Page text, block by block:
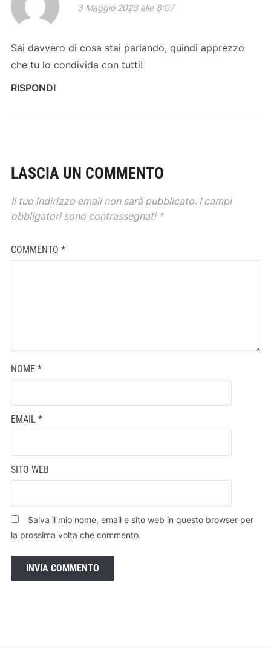
3 Maggio 2023 alle 8:07
Sai davvero di cosa stai parlando, quindi apprezzo
che tu lo condivida con tutti!
RISPONDI
LASCIA UN COMMENTO
Il tuo indirizzo email non sarà pubblicato. I campi
obbligatori sono contrassegnati *
COMMENTO *
NOME *
EMAIL *
SITO WEB
Salva il mio nome, email e sito web in questo browser per
la prossima volta che commento.